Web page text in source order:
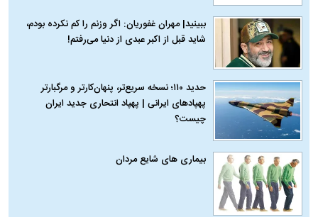
ببینید| مهران غفوریان: اگر وزنم را کم نکرده بودم،
شاید قبل از اکبر عبدی از دنیا می‌رفتم!
حدید ۱۱۰؛ نسخه سریع‌تر، پنهان‌کارتر و مرگبارتر
پهپادهای ایرانی | پهپاد انتحاری جدید ایران
چیست؟
بیماری‌ های شایع مردان